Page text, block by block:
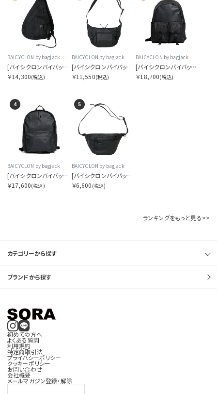
BAICYCLON by bagjack
[バイシクロンバイバッグジャック]シングルストラップバッグ
￥14,300(税込)
BAICYCLON by bagjack
[バイシクロンバイバッグジャック]ショルダーバッグ
￥11,550(税込)
BAICYCLON by bagjack
[バイシクロンバイバッグジャック]バックパック
￥18,700(税込)
4
BAICYCLON by bagjack
[バイシクロンバイバッグジャック]デイパック
￥17,600(税込)
5
BAICYCLON by bagjack
[バイシクロンバイバッグジャック]ウエストバッグ
￥6,600 (税込)
ランキングをもっと見る>>
カテゴリーから探す
ブランドから探す
初めての方へ
よくある質問
利用規約
特定商取引法
プライバシーポリシー
クッキーポリシー
お問い合わせ
会社概要
メールマガジン登録・解除